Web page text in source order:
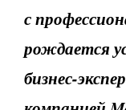
с
рождается
бизнес-